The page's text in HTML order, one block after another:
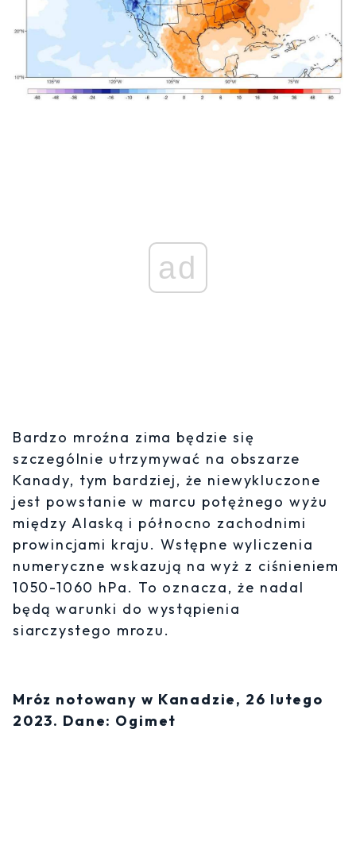
ad
Bardzo mroźna zima będzie się
szczególnie utrzymywać na obszarze
Kanady, tym bardziej, że niewykluczone
jest powstanie w marcu potężnego wyżu
między Alaską i północno zachodnimi
prowincjami kraju. Wstępne wyliczenia
numeryczne wskazują na wyż z ciśnieniem
1050-1060 hPa. To oznacza, że nadal
będą warunki do wystąpienia
siarczystego mrozu.
Mróz notowany w Kanadzie, 26 lutego
2023. Dane: Ogimet